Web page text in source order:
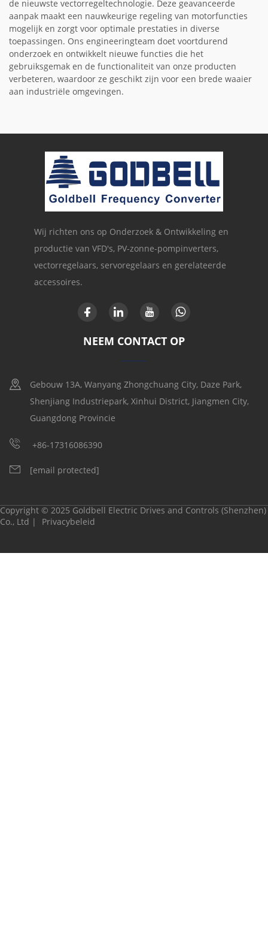
de nieuwste vectorregeltechnologie. Deze geavanceerde
aanpak maakt een nauwkeurige regeling van motorfuncties
mogelijk en zorgt voor optimale prestaties in diverse
toepassingen. Ons engineeringteam doet voortdurend
onderzoek en ontwikkelt nieuwe functies die het
gebruiksgemak en de functionaliteit van onze producten
verbeteren, waardoor ze geschikt zijn voor een brede waaier
aan industriële omgevingen.
Wij richten ons op Onderzoek & Ontwikkeling en
productie van VFD's, PV-zonne-pompinverters,
vectorregelaars, servoregelaars en gerelateerde
accessoires.
NEEM CONTACT OP
Gebouw 13A, Wanyang Zhongchuang City, Daze Park,
Shenjiang Industriepark, Xinhui District, Jiangmen City,
Guangdong Provincie
+86-17316086390
[email protected]
Copyright © 2025 Goldbell Electric Drives and Controls (Shenzhen)
Co., Ltd |
Privacybeleid